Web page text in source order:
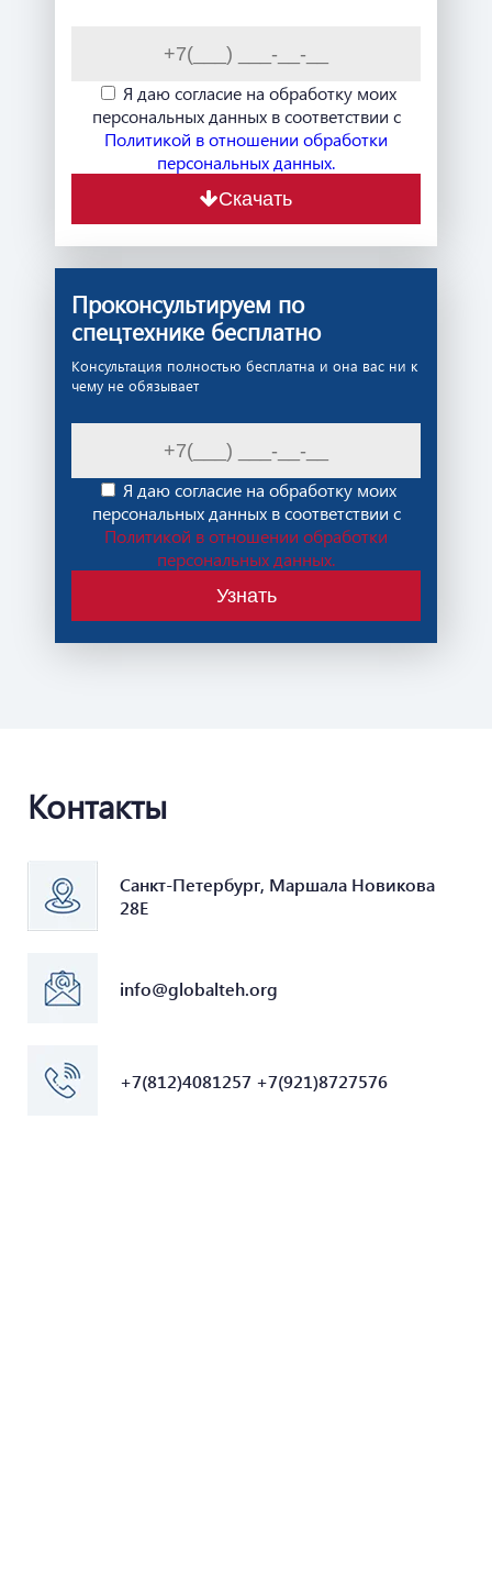
Я даю согласие на обработку моих
персональных данных в соответствии с
Политикой в отношении обработки
персональных данных.
Скачать
Проконсультируем по
спецтехнике бесплатно
Консультация полностью бесплатна и она вас ни к
чему не обязывает
Я даю согласие на обработку моих
персональных данных в соответствии с
Политикой в отношении обработки
персональных данных.
Узнать
Контакты
Санкт-Петербург, Маршала Новикова
28Е
info@globalteh.org
+7(812)4081257 +7(921)8727576